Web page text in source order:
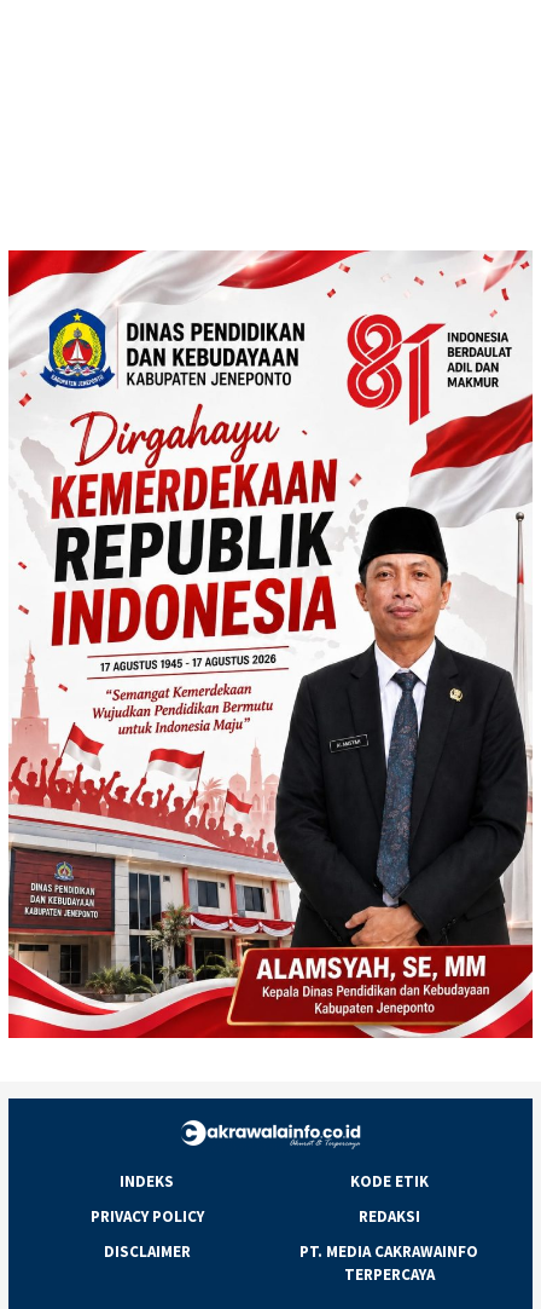
INDEKS
KODE ETIK
PRIVACY POLICY
REDAKSI
DISCLAIMER
PT. MEDIA CAKRAWAINFO
TERPERCAYA